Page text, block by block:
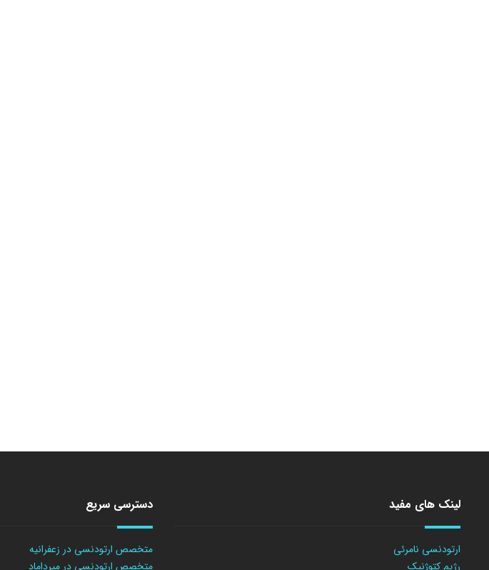
لینک های مفید
ارتودنسی نامرئی
رژیم کتوژنیک
دسترسی سریع
متخصص ارتودنسی در زعفرانیه
متخصص ارتودنسی در میرداماد